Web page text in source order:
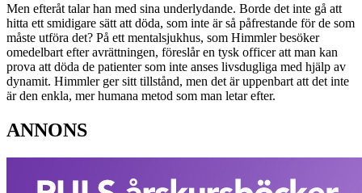
Men efteråt talar han med sina underlydande. Borde det inte gå att
hitta ett smidigare sätt att döda, som inte är så påfrestande för de som
måste utföra det? På ett mentalsjukhus, som Himmler besöker
omedelbart efter avrättningen, föreslår en tysk officer att man kan
prova att döda de patienter som inte anses livsdugliga med hjälp av
dynamit. Himmler ger sitt tillstånd, men det är uppenbart att det inte
är den enkla, mer humana metod som man letar efter.
ANNONS